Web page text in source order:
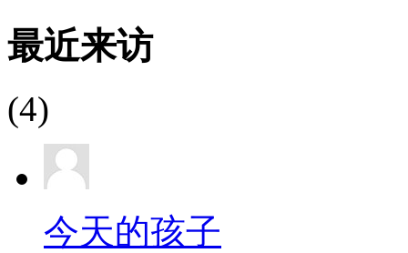
最近来访
(4)
今天的孩子